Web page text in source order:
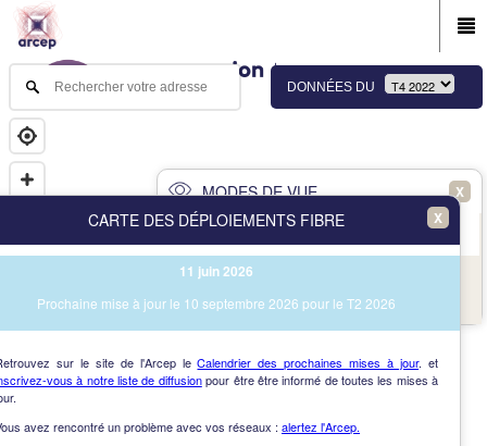
DONNÉES DU
MODES DE VUE X
Vue des immeubles et des communes
X
CARTE DES DÉPLOIEMENTS FIBRE
11 juin 2026
Prochaine mise à jour le 10 septembre 2026 pour le T2 2026
sur le site de l'Arcep leCalendrier des prochaines mises à jour. et
vous à notre liste de diffusionpour être être informé de toutes les mises à
avez rencontré un problème avec vos réseaux : alertez l'Arcep.
NAV